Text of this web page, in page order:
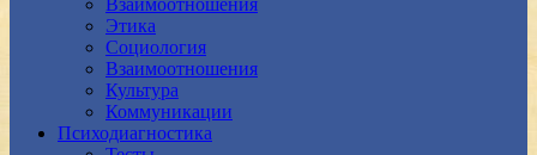
Взаимоотношения
Этика
Социология
Взаимоотношения
Культура
Коммуникации
Психодиагностика